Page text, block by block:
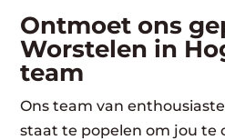
Ontmoet ons
Worstelen in
team
Ons team van
staat te popelen om jou te